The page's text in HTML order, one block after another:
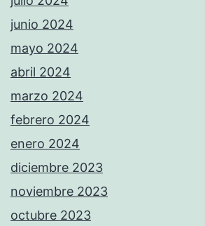
junio 2024
mayo 2024
abril 2024
marzo 2024
febrero 2024
enero 2024
diciembre 2023
noviembre 2023
octubre 2023